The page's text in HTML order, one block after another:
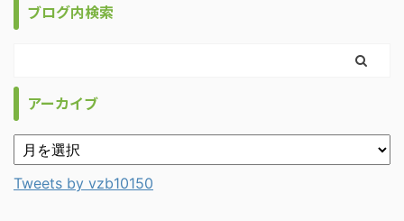
ブログ内検索
アーカイブ
Tweets by vzb10150